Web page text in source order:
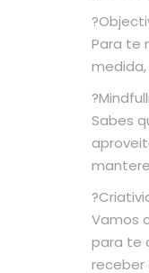
Para te
Sabes
Vamos
para te
receber